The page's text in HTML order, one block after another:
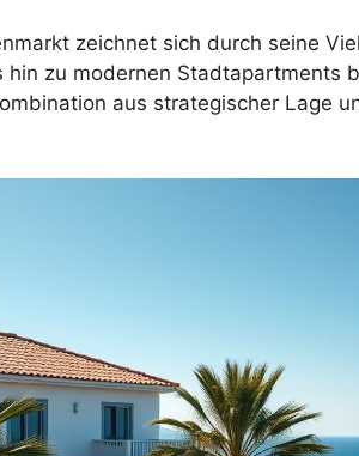
zeichnet sich durch seine
hin zu modernen Stadtapartments
aus strategischer Lage